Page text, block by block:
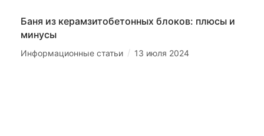
Баня из керамзитобетонных блоков: плюсы и
минусы
Информационные статьи / 13 июля 2024